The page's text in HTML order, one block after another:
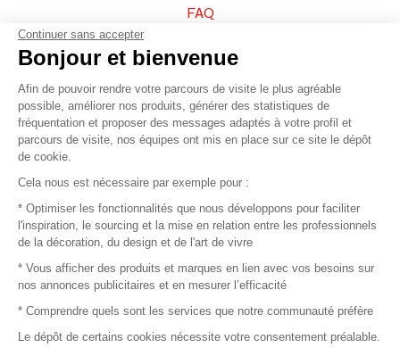
FAQ
Vendez vos produits
Plan du site
© 2016 –Organisation SAFI
Recrutement
Mentions légales
Continuer sans accepter
Bonjour et bienvenue
Afin de pouvoir rendre votre parcours de visite le plus agréable
possible, améliorer nos produits, générer des statistiques de
fréquentation et proposer des messages adaptés à votre profil et
parcours de visite, nos équipes ont mis en place sur ce site le dépôt
de cookie.
Cela nous est nécessaire par exemple pour :
* Optimiser les fonctionnalités que nous développons pour faciliter
l'inspiration, le sourcing et la mise en relation entre les professionnels
de la décoration, du design et de l'art de vivre
* Vous afficher des produits et marques en lien avec vos besoins sur
nos annonces publicitaires et en mesurer l’efficacité
* Comprendre quels sont les services que notre communauté préfère
Le dépôt de certains cookies nécessite votre consentement préalable.